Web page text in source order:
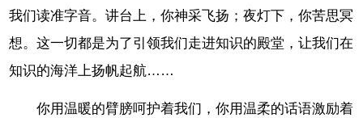
我们读准字音。讲台上，你神采飞扬；夜灯下，你苦思冥
想。这一切都是为了引领我们走进知识的殿堂，让我们在
知识的海洋上扬帆起航……
你用温暖的臂膀呵护着我们，你用温柔的话语激励着